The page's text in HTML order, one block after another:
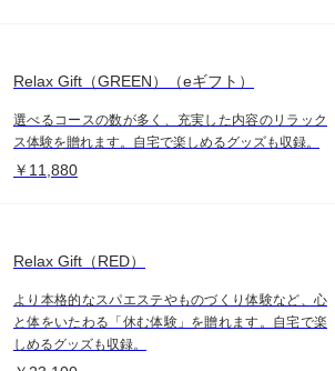
Relax Gift（GREEN）（eギフト）
選べるコースの数が多く、充実した内容のリラック
ス体験を贈れます。自宅で楽しめるグッズも収録。
￥11,880
Relax Gift（RED）
より本格的なスパエステやものづくり体験など、心
と体をいたわる「休む体験」を贈れます。自宅で楽
しめるグッズも収録。